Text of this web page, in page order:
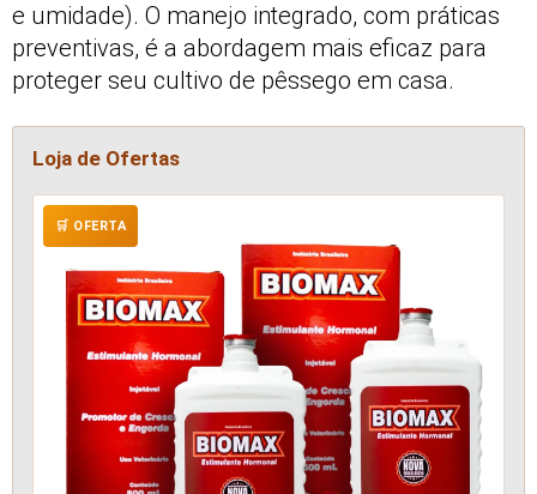
e umidade). O manejo integrado, com práticas
preventivas, é a abordagem mais eficaz para
proteger seu cultivo de pêssego em casa.
Loja de Ofertas
🛒 OFERTA